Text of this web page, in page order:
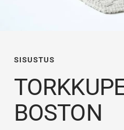
SISUSTUS
BOSTON